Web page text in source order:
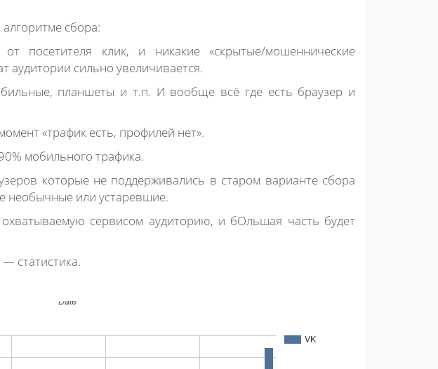
сбора:
посетителя клик, и никакие «скрытые/мошеннические
аудитории сильно увеличивается.
планшеты и т.п. И вообще всё где есть браузер и
«трафик есть, профилей нет».
мобильного трафика.
которые не поддерживались в старом варианте сбора
необычные или устаревшие.
сервисом аудиторию, и бОльшая часть будет
статистика.